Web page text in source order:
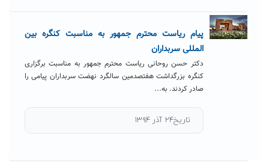
پیام ریاست محترم جمهور به مناسبت کنگره بین
المللی سربداران
دکتر حسن روحانی ریاست محترم جمهور به مناسبت برگزاری
کنگره بزرگداشت هفتصدمین سالگرد نهضت سربداران پیامی را
صادر کردند. به...
تاریخ۲۴ آذر ۱۳۹۴